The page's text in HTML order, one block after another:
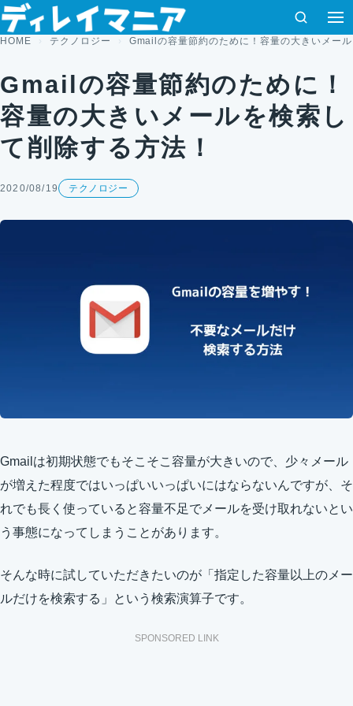
コンテンツへスキップ
検索
HOME テクノロジー Gmailの容量節約のために！容量の大きいメー
Gmailの容量節約のために！
容量の大きいメールを検索し
て削除する方法！
2020/08/19 テクノロジー
Gmailは初期状態でもそこそこ容量が大きいので、少々メール
が増えた程度ではいっぱいいっぱいにはならないんですが、そ
れでも長く使っていると容量不足でメールを受け取れないとい
う事態になってしまうことがあります。
そんな時に試していただきたいのが「指定した容量以上のメー
ルだけを検索する」という検索演算子です。
SPONSORED LINK